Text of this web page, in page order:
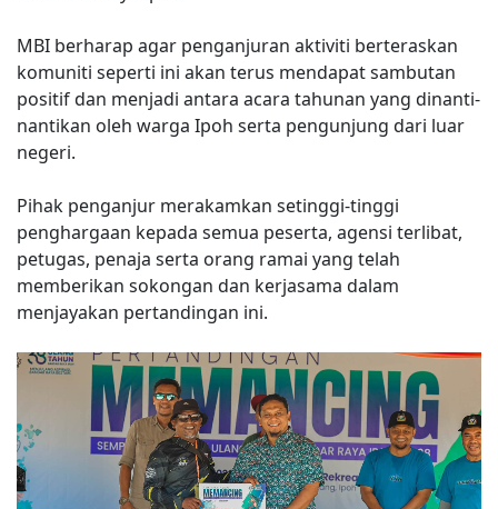
MBI berharap agar penganjuran aktiviti berteraskan
komuniti seperti ini akan terus mendapat sambutan
positif dan menjadi antara acara tahunan yang dinanti-
nantikan oleh warga Ipoh serta pengunjung dari luar
negeri.
Pihak penganjur merakamkan setinggi-tinggi
penghargaan kepada semua peserta, agensi terlibat,
petugas, penaja serta orang ramai yang telah
memberikan sokongan dan kerjasama dalam
menjayakan pertandingan ini.